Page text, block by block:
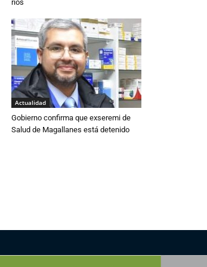
ríos
Actualidad
Gobierno confirma que exseremi de
Salud de Magallanes está detenido